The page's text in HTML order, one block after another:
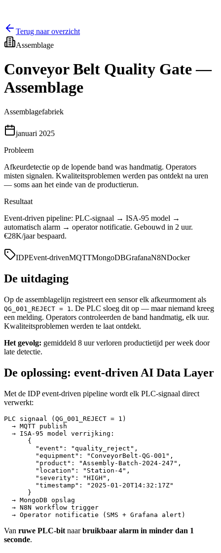
Terug naar overzicht
Assemblage
Conveyor Belt Quality Gate —
Assemblage
Assemblagefabriek
januari 2025
Probleem
Afkeurdetectie op de lopende band was handmatig. Operators
misten signalen. Kwaliteitsproblemen werden pas ontdekt na uren
— soms aan het einde van de productierun.
Resultaat
Event-driven pipeline: PLC-signaal → ISA-95 model →
automatisch alarm → operator notificatie. Gebouwd in 2 uur.
€28K/jaar bespaard.
IDPEvent-drivenMQTTMongoDBGrafanaN8NDocker
De uitdaging
Op de assemblagelijn registreert een sensor elk afkeurmoment als
QG_001_REJECT = 1 . De PLC sloeg dit op — maar niemand kreeg
een melding. Operators controleerden de band handmatig, elk uur.
Kwaliteitsproblemen werden te laat ontdekt.
Het gevolg: gemiddeld 8 uur verloren productietijd per week door
late detectie.
De oplossing: event-driven AI Data Layer
Met de IDP event-driven pipeline wordt elk PLC-signaal direct
verwerkt:
PLC signaal (QG_001_REJECT = 1)
  → MQTT publish
  → ISA-95 model verrijking:
      {
        "event": "quality_reject",
        "equipment": "ConveyorBelt-QG-001",
        "product": "Assembly-Batch-2024-247",
        "location": "Station-4",
        "severity": "HIGH",
        "timestamp": "2025-01-20T14:32:17Z"
      }
  → MongoDB opslag
  → N8N workflow trigger
Van ruwe PLC-bit naarbruikbaar alarm in minder dan 1
seconde.